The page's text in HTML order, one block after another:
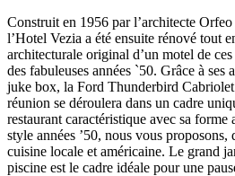
Construit en 1956 par l’architecte
l’Hotel Vezia a été ensuite rénové tout
architecturale original d’un motel de
des fabuleuses années `50. Grâce à ses
juke box, la Ford Thunderbird
réunion se déroulera dans un cadre
restaurant caractéristique avec sa
style années ’50, nous vous proposons,
cuisine locale et américaine. Le grand
piscine est le cadre idéale pour une